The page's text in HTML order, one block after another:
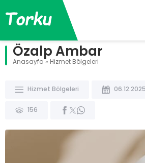
Özalp Ambar
Anasayfa » Hizmet Bölgeleri
Hizmet Bölgeleri 06.12.2025
156